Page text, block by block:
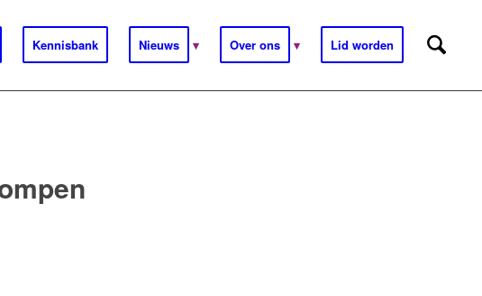
Kennisbank Nieuws Over ons Lid worden